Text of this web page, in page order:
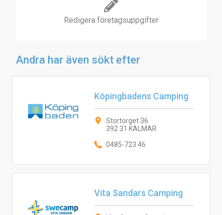
Redigera företagsuppgifter
Andra har även sökt efter
Köpingbadens Camping
Stortorget 36
392 31 KALMAR
0485-723 46
Vita Sandars Camping